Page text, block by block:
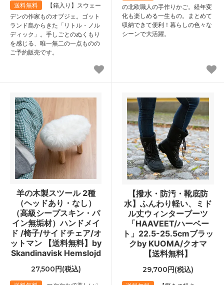
送料無料
【箱入り】スウェー
デンの作家ものオブジェ。ゴット
ランド島からきた「リトル・ノル
ディック」。手しごとのぬくもり
を感じる、唯一無二の一点ものの
ご予約販売です。
の北欧職人の手作りかご。経年変
化も楽しめる一生もの。まとめて
収納できて便利！暮らしの色々な
シーンで大活躍。
羊の木製スツール 2種
（ヘッドあり・なし）
（高級シープスキン・パ
イン無垢材）ハンドメイ
ド /椅子/サイドチェア/オ
ットマン 【送料無料】by
Skandinavisk Hemslojd
27,500円(税込)
【撥水・防汚・靴底防
水】ふんわり軽い、ミド
ル丈ウィンターブーツ
「HAAVEET/ハーベー
ト」22.5-25.5cmブラッ
クby KUOMA/クオマ
【送料無料】
29,700円(税込)